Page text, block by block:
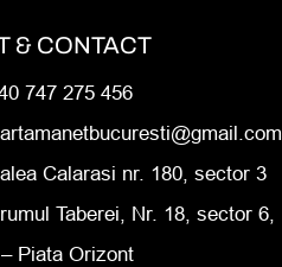
& CONTACT
747 275 456
Calarasi nr. 180, sector 3
Taberei, Nr. 18, sector 6,
Piata Orizont